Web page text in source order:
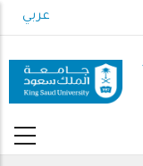
to
content
عربي